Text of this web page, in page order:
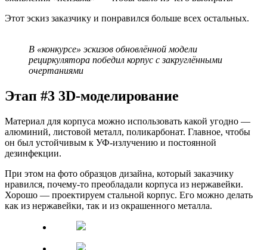
Этот эскиз заказчику и понравился больше всех остальных.
В «конкурсе» эскизов обновлённой модели
рециркулятора победил корпус с закруглёнными
очертаниями
Этап #3 3D-моделирование
Материал для корпуса можно использовать какой угодно —
алюминий, листовой металл, поликарбонат. Главное, чтобы
он был устойчивым к УФ-излучению и постоянной
дезинфекции.
При этом на фото образцов дизайна, который заказчику
нравился, почему-то преобладали корпуса из нержавейки.
Хорошо — проектируем стальной корпус. Его можно делать
как из нержавейки, так и из окрашенного металла.